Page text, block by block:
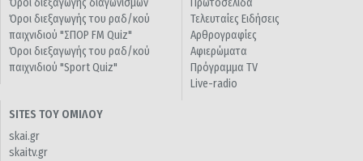
Όροι διεξαγωγής διαγωνισμών
Όροι διεξαγωγής του ραδ/κού
παιχνιδιού "ΣΠΟΡ FM Quiz"
Όροι διεξαγωγής του ραδ/κού
παιχνιδιού "Sport Quiz"
Πρωτοσέλιδα
Τελευταίες Ειδήσεις
Αρθρογραφίες
Αφιερώματα
Πρόγραμμα TV
Live-radio
SITES ΤΟΥ ΟΜΙΛΟΥ
skai.gr
skaitv.gr